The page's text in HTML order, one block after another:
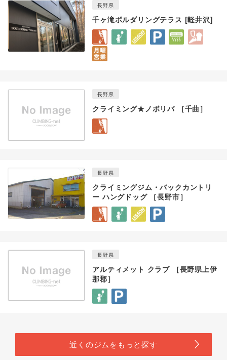
長野県
千ヶ滝ボルダリングテラス [軽井沢]
長野県
クライミング★ノボリバ ［千曲］
長野県
クライミングジム・バックカントリ
ー ハングドッグ ［長野市］
長野県
アルティメット クラブ ［長野県上伊
那郡］